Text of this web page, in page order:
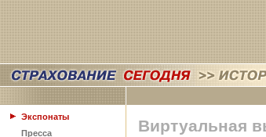
Экспонаты
Пресса
Виртуальная